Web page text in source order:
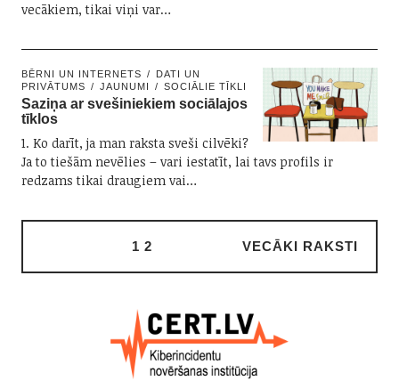
vecākiem, tikai viņi var…
BĒRNI UN INTERNETS
DATI UN
PRIVĀTUMS
JAUNUMI SOCIĀLIE TĪKLI
Saziņa ar svešiniekiem sociālajos
tīklos
1. Ko darīt, ja man raksta sveši cilvēki?
Ja to tiešām nevēlies – vari iestatīt, lai tavs profils ir
redzams tikai draugiem vai…
1 2 VECĀKI RAKSTI